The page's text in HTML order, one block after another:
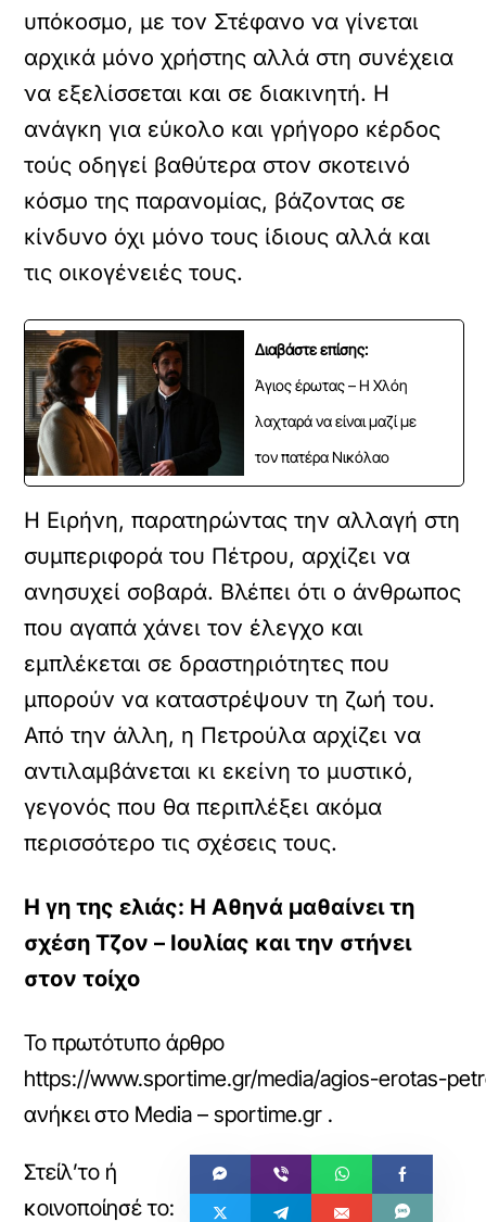
υπόκοσμο, με τον Στέφανο να γίνεται
αρχικά μόνο χρήστης αλλά στη συνέχεια
να εξελίσσεται και σε διακινητή. Η
ανάγκη για εύκολο και γρήγορο κέρδος
τούς οδηγεί βαθύτερα στον σκοτεινό
κόσμο της παρανομίας, βάζοντας σε
κίνδυνο όχι μόνο τους ίδιους αλλά και
τις οικογένειές τους.
Διαβάστε επίσης:
Άγιος έρωτας – Η Χλόη
λαχταρά να είναι μαζί με
τον πατέρα Νικόλαο
Η Ειρήνη, παρατηρώντας την αλλαγή στη
συμπεριφορά του Πέτρου, αρχίζει να
ανησυχεί σοβαρά. Βλέπει ότι ο άνθρωπος
που αγαπά χάνει τον έλεγχο και
εμπλέκεται σε δραστηριότητες που
μπορούν να καταστρέψουν τη ζωή του.
Από την άλλη, η Πετρούλα αρχίζει να
αντιλαμβάνεται κι εκείνη το μυστικό,
γεγονός που θα περιπλέξει ακόμα
περισσότερο τις σχέσεις τους.
Η γη της ελιάς: Η Αθηνά μαθαίνει τη
σχέση Τζον – Ιουλίας και την στήνει
στον τοίχο
Το πρωτότυπο άρθρο
https://www.sportime.gr/media/agios-erotas-
ανήκει στο Media – sportime.gr .